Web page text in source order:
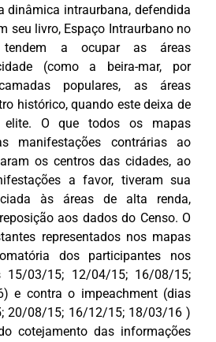
dinâmica intraurbana, defendida
seu livro, Espaço Intraurbano no
a ocupar as áreas
(como a beira-mar, por
populares, as áreas
histórico, quando este deixa de
elite. O que todos os mapas
manifestações contrárias ao
os centros das cidades, ao
a favor, tiveram sua
às áreas de alta renda,
aos dados do Censo. O
representados nos mapas
dos participantes nos
15/03/15; 12/04/15; 16/08/15;
e contra o impeachment (dias
20/08/15; 16/12/15; 18/03/16 )
cotejamento das informações